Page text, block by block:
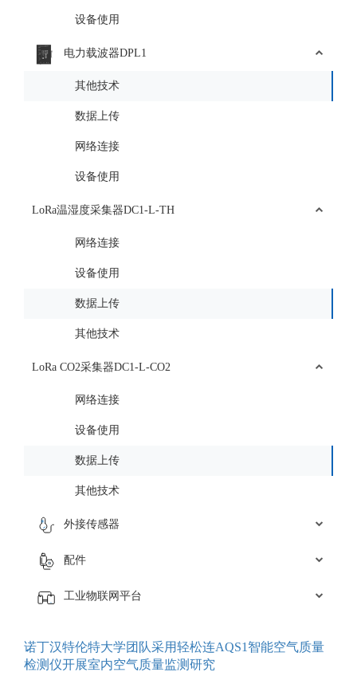
设备使用
电力载波器DPL1
其他技术
数据上传
网络连接
设备使用
LoRa温湿度采集器DC1-L-TH
网络连接
设备使用
数据上传
其他技术
LoRa CO2采集器DC1-L-CO2
网络连接
设备使用
数据上传
其他技术
外接传感器
配件
工业物联网平台
诺丁汉特伦特大学团队采用轻松连AQS1智能空气质量
检测仪开展室内空气质量监测研究